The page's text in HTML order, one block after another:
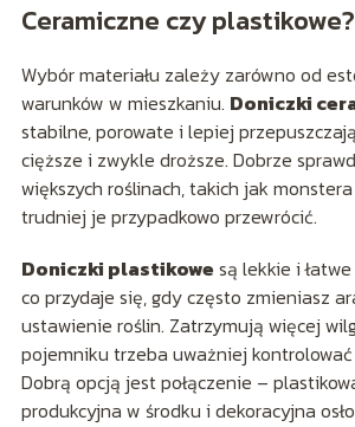
Ceramiczne czy plastikowe?
Wybór materiału zależy zarówno od
warunków w mieszkaniu. Doniczki
stabilne, porowate i lepiej
cięższe i zwykle droższe. Dobrze
większych roślinach, takich jak
trudniej je przypadkowo przewrócić.
Doniczki plastikowe są lekkie i
co przydaje się, gdy często zmieniasz
ustawienie roślin. Zatrzymują więcej
pojemniku trzeba uważniej
Dobrą opcją jest połączenie –
produkcyjna w środku i dekoracyjna